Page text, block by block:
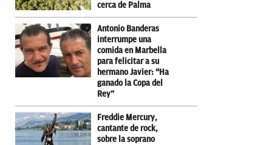
cerca de Palma
Antonio Banderas
interrumpe una
comida en Marbella
para felicitar a su
hermano Javier: “Ha
ganado la Copa del
Rey”
Freddie Mercury,
cantante de rock,
sobre la soprano